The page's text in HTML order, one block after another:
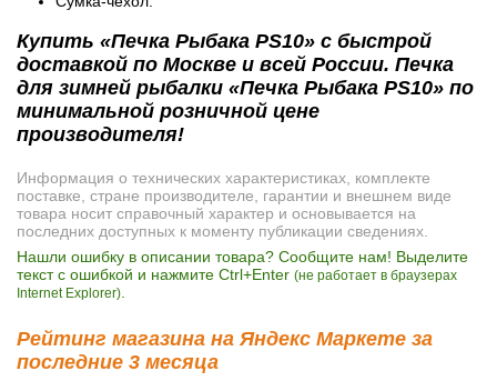
Купить «Печка Рыбака PS10» с быстрой
доставкой по Москве и всей России. Печка
для зимней рыбалки «Печка Рыбака PS10» по
минимальной розничной цене
производителя!
Информация о технических характеристиках, комплекте
поставке, стране производителе, гарантии и внешнем виде
товара носит справочный характер и основывается на
последних доступных к моменту публикации сведениях.
Нашли ошибку в описании товара? Сообщите нам! Выделите
текст с ошибкой и нажмите Ctrl+Enter (не работает в браузерах
Internet Explorer)
Рейтинг магазина на Яндекс Маркете за
последние 3 месяца